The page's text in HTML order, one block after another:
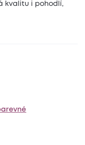
kvalitu i pohodlí,